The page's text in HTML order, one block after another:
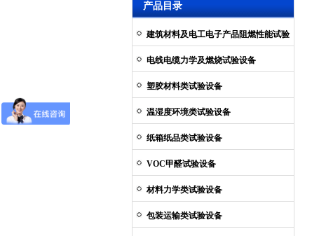
产品目录
建筑材料及电工电子产品阻燃性能试验
电线电缆力学及燃烧试验设备
塑胶材料类试验设备
温湿度环境类试验设备
纸箱纸品类试验设备
VOC甲醛试验设备
材料力学类试验设备
包装运输类试验设备